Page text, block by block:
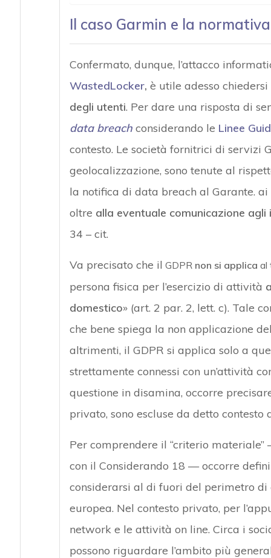
Il caso Garmin e la
Confermato, dunque, l’attacco
WastedLocker, è utile adesso
degli utenti. Per dare una risposta di
data breachconsiderando le Linee
contesto. Le società fornitrici di servizi
geolocalizzazione, sono tenute al
la notifica di data breach al Garante. ai
oltre alla eventuale comunicazione agli
34 – cit.
Va precisato che il GDPR non si applica al
persona fisica per l’esercizio di attività
domestico» (art. 2 par. 2, lett. c). Tale
che bene spiega la non applicazione
altrimenti, il GDPR si applica solo a
strettamente connessi con un’attività
questione in disamina, occorre
privato, sono escluse da detto contesto
Per comprendere il “criterio
con il Considerando 18 — occorre
considerarsi al di fuori del perimetro
europea. Nel contesto privato, per
network e le attività on line. Circa i
possono riguardare l’ambito più